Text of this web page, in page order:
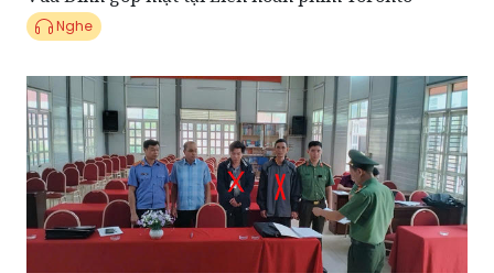
Điểm tin Pháp luật 24/07: Lãnh đạo Bộ Công an yêu
cầu mở rộng điều tra đường dây vũ khí ‘khủng’